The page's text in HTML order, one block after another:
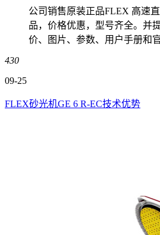
公司销售原装正品FLEX 高速
品，价格优惠，型号齐全。并
价、图片、参数、用户手册和
430
09-25
FLEX砂光机GE 6 R-EC技术优势